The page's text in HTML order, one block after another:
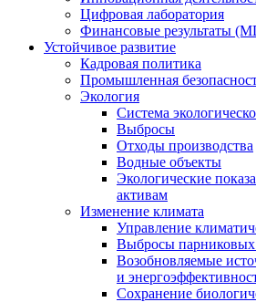
Цифровая лаборатория
Финансовые результаты
Устойчивое развитие
Кадровая политика
Промышленная
Экология
Система
Выбросы
Отходы производства
Водные объекты
Экологические
активам
Изменение климата
Управление
Выбросы парниковых
Возобновляемые
и
Сохранение